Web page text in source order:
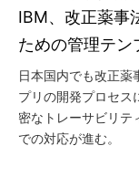
IBM、改正薬事
ための管理テン
日本国内でも改正薬
プリの開発プロセス
密なトレーサビリテ
での対応が進む。